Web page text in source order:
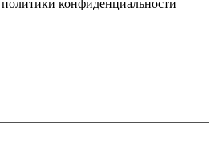
конфиденциальности